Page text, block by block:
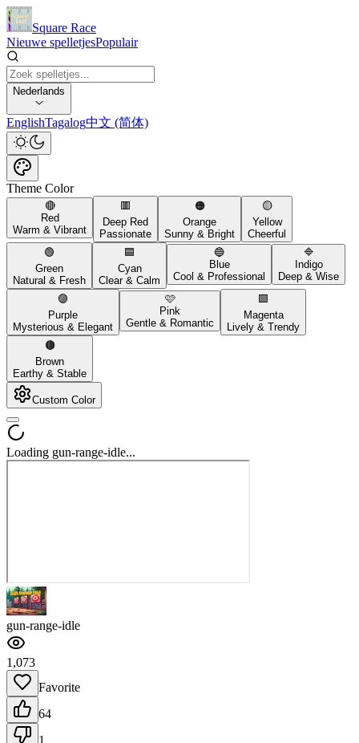
Square Race
Nieuwe spelletjesPopulair
Nederlands
EnglishTagalog中文 (简体)
Theme Color
🔴
Red
Warm & Vibrant
🟥
Deep Red
Passionate
🟠
Orange
Sunny & Bright
🟡
Yellow
Cheerful
🟢
Green
Natural & Fresh
🟦
Cyan
Clear & Calm
🔵
Blue
Cool & Professional
🔷
Indigo
Deep & Wise
🟣
Purple
Mysterious & Elegant
🩷
Pink
Gentle & Romantic
🟪
Magenta
Lively & Trendy
🟤
Brown
Earthy & Stable
Custom Color
Loading gun-range-idle...
gun-range-idle
1,073
Favorite
64
1